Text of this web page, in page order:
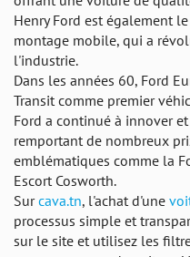
Henry Ford est également
montage mobile, qui a
l'industrie.
Dans les années 60, Ford
Transit comme premier
Ford a continué à innover
remportant de nombreux
emblématiques comme la
Escort Cosworth.
Surcava.tn, l'achat d'une
processus simple et
sur le site et utilisez les